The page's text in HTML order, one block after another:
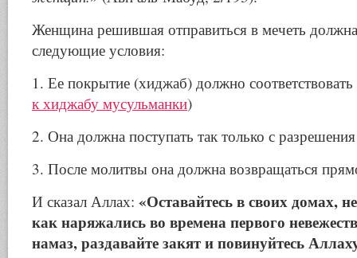
Женщина решившая отправиться в мечеть
следующие условия:
1. Ее покрытие (хиджаб) должно
к хиджабу мусульманки)
2. Она должна поступать так только с
3. После молитвы она должна возвращаться
И сказал Аллах: «Оставайтесь в своих домах,
как наряжались во времена первого
намаз, раздавайте закят и повинуйтесь